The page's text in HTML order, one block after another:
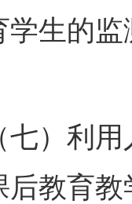
学生的
利用
后教育